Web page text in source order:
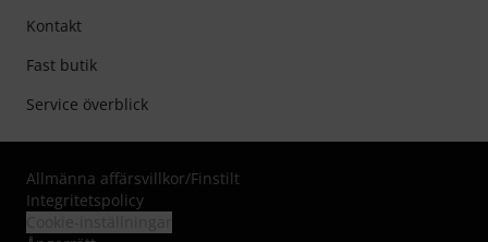
Kontakt
Fast butik
Service överblick
Allmänna affärsvillkor/Finstilt
Integritetspolicy